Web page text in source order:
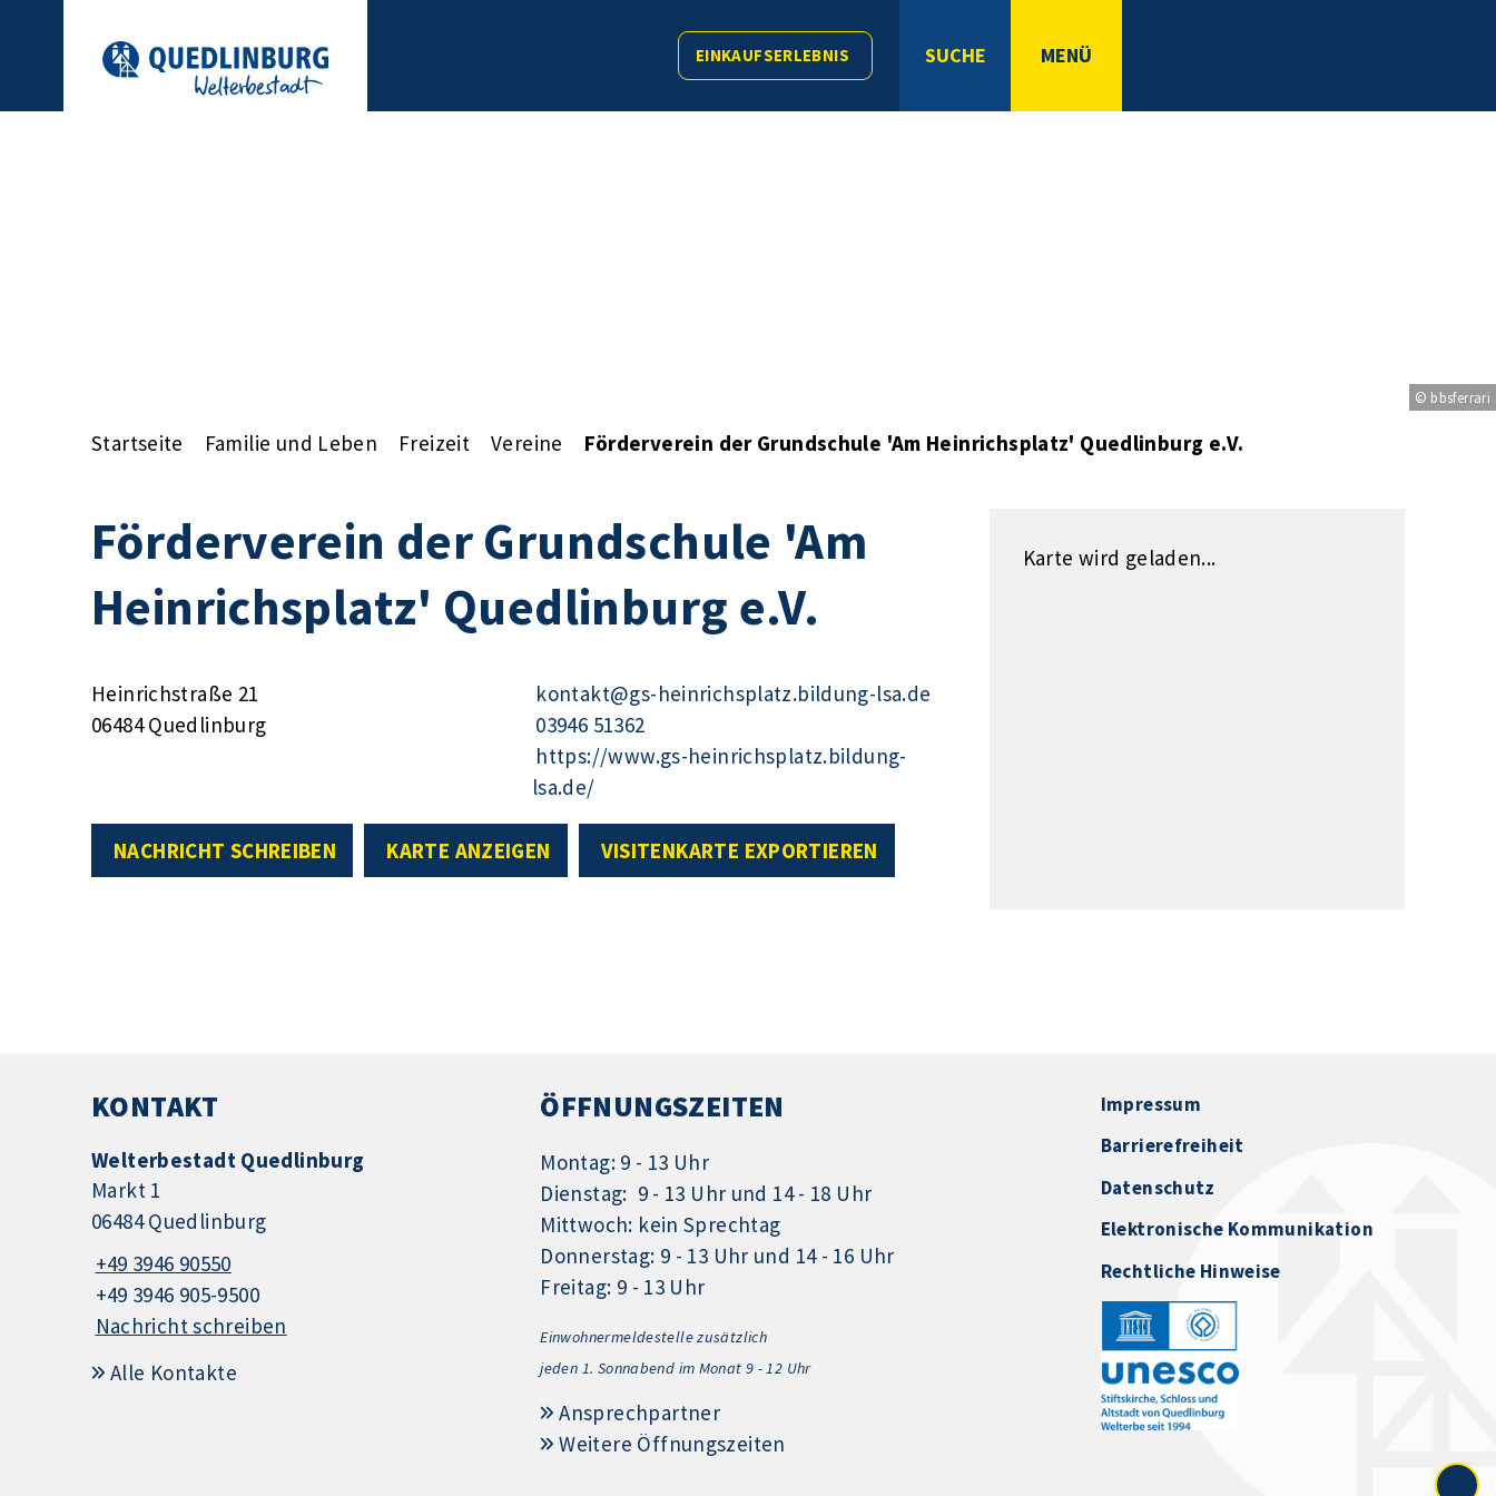
EINKAUFSERLEBNIS SUCHE MENÜ
© bbsferrari
Startseite Familie und Leben Freizeit Vereine Förderverein der Grundschule 'Am Heinrichsplatz' Quedlinburg e.V.
Förderverein der Grundschule 'Am
Heinrichsplatz' Quedlinburg e.V.
Heinrichstraße 21
06484 Quedlinburg
kontakt@gs-heinrichsplatz.bildung-lsa.de
03946 51362
https://www.gs-heinrichsplatz.bildung-
lsa.de/
NACHRICHT SCHREIBEN KARTE ANZEIGEN VISITENKARTE EXPORTIEREN
Karte wird geladen...
KONTAKT
Welterbestadt Quedlinburg
Markt 1
06484 Quedlinburg
+49 3946 90550
+49 3946 905-9500
Nachricht schreiben
Alle Kontakte
ÖFFNUNGSZEITEN
Montag: 9 - 13 Uhr
Dienstag: 9 - 13 Uhr und 14 - 18 Uhr
Mittwoch: kein Sprechtag
Donnerstag: 9 - 13 Uhr und 14 - 16 Uhr
Freitag: 9 - 13 Uhr
Einwohnermeldestelle zusätzlich
jeden 1. Sonnabend im Monat 9 - 12 Uhr
Ansprechpartner
Weitere Öffnungszeiten
Impressum
Barrierefreiheit
Datenschutz
Elektronische Kommunikation
Rechtliche Hinweise